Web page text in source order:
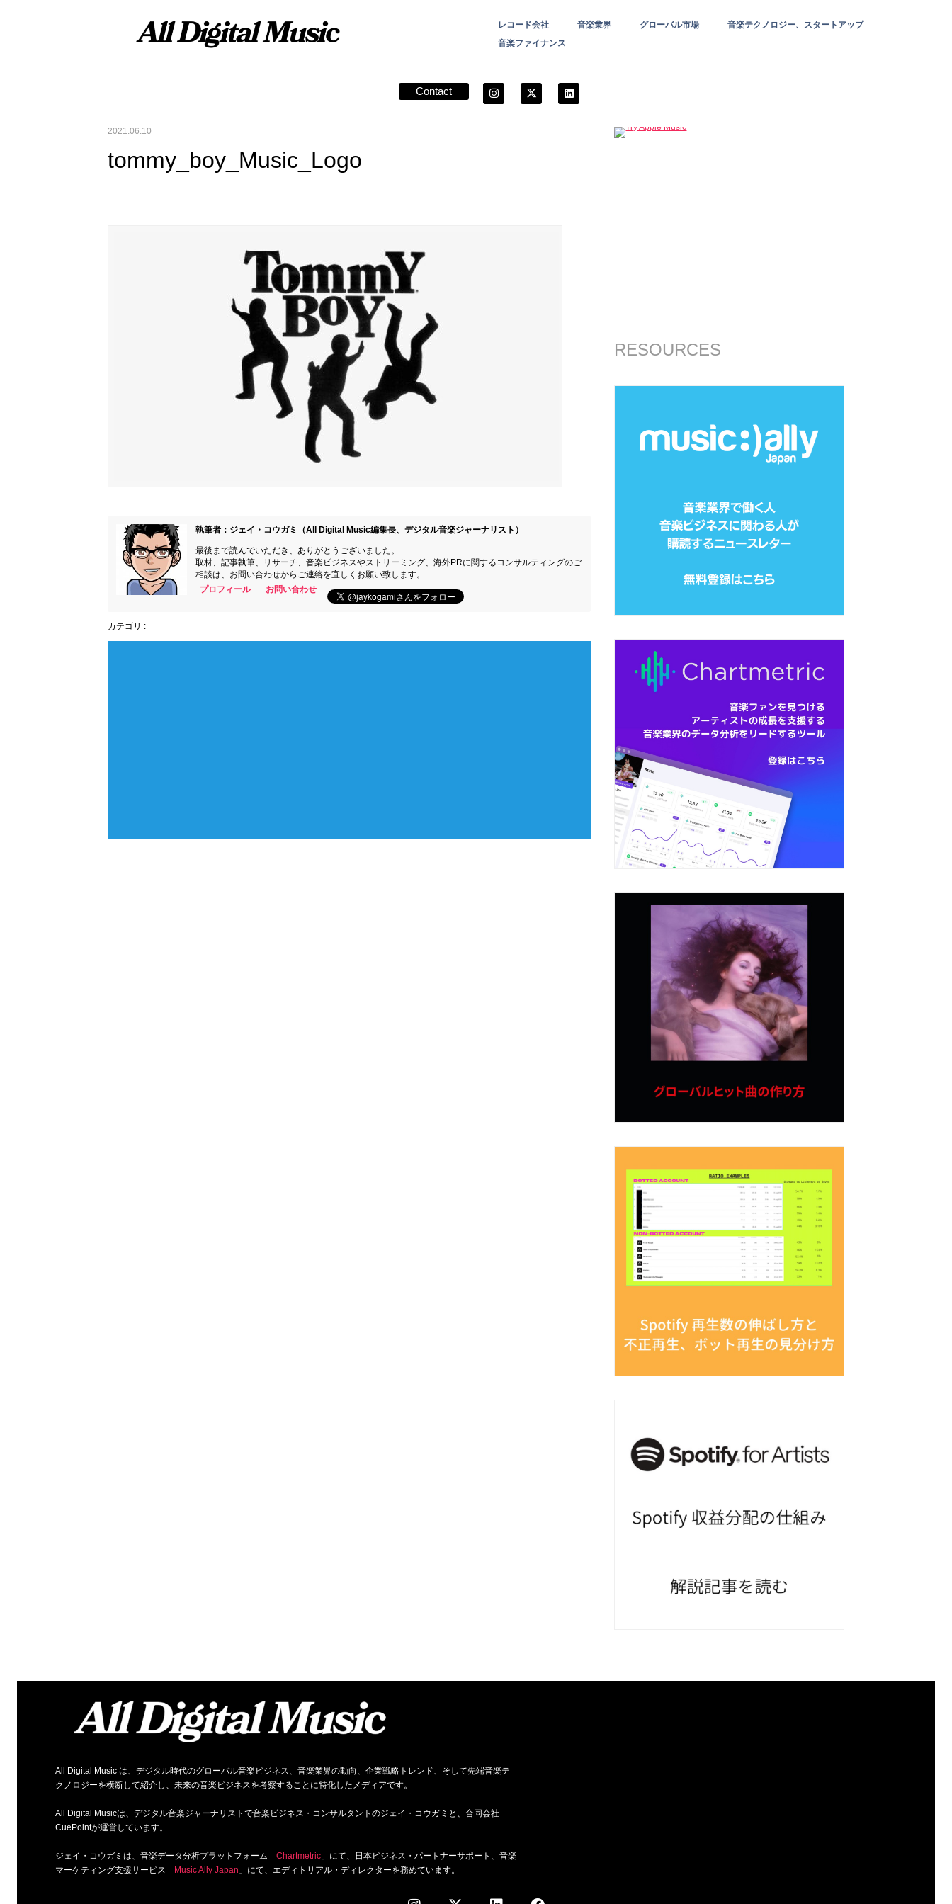
レコード会社 音楽業界 グローバル市場
音楽テクノロジー、スタートアップ
音楽ファイナンス
Contact
2021.06.10
tommy_boy_Music_Logo
執筆者：ジェイ・コウガミ（All Digital Music編集長、デジタル音楽ジャーナリスト）
最後まで読んでいただき、ありがとうございました。
取材、記事執筆、リサーチ、音楽ビジネスやストリーミング、海外PRに関するコンサルティングのご
相談は、お問い合わせからご連絡を宜しくお願い致します。
プロフィール
お問い合わせ
カテゴリ :
RESOURCES
All Digital Music は、デジタル時代のグローバル音楽ビジネス、音楽業界の動向、企業戦略トレンド、そして先端音楽テ
クノロジーを横断して紹介し、未来の音楽ビジネスを考察することに特化したメディアです。
All Digital Musicは、デジタル音楽ジャーナリストで音楽ビジネス・コンサルタントのジェイ・コウガミと、合同会社
CuePointが運営しています。
ジェイ・コウガミは、音楽データ分析プラットフォーム「Chartmetric」にて、日本ビジネス・パートナーサポート、音楽
マーケティング支援サービス「Music Ally Japan 」にて、エディトリアル・ディレクターを務めています。